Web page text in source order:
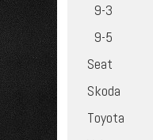
9-3
9-5
Seat
Skoda
Toyota